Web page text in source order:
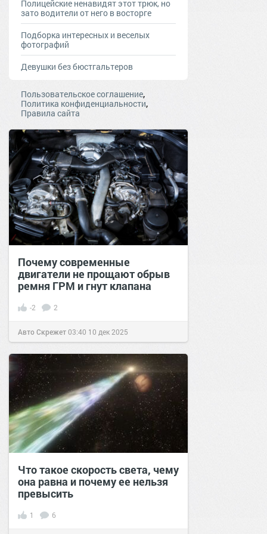
Полицейские ненавидят этот трюк, но
зато водители от него в восторге
Подборка интересных и веселых
фотографий
Девушки без бюстгальтеров
Пользовательское соглашение,
Политика конфиденциальности,
Правила сайта
Почему современные
двигатели не прощают обрыв
ремня ГРМ и гнут клапана
-2 2
Авто Скрежет03:40 10 дек 2025
Что такое скорость света, чему
она равна и почему ее нельзя
превысить
1 6